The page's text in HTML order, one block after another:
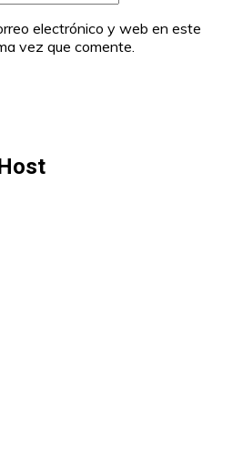
electrónico y web en este
vez que comente.